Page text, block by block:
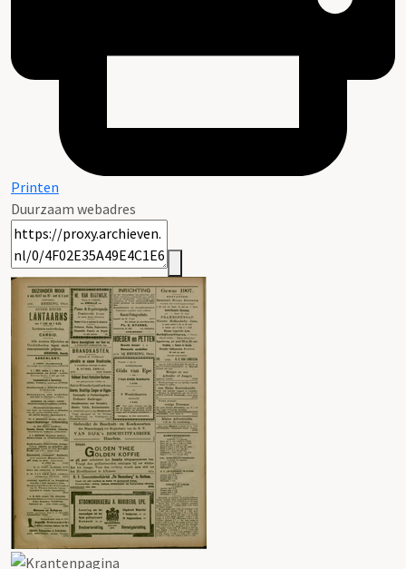
Printen
Duurzaam webadres